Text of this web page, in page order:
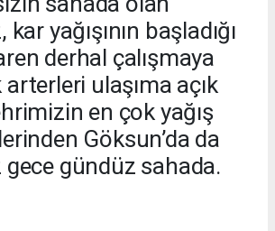
yağışının başladığı
derhal çalışmaya
ulaşıma açık
en çok yağış
Göksun’da da
gündüz sahada.